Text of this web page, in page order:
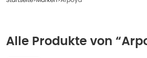
Alle Produkte von